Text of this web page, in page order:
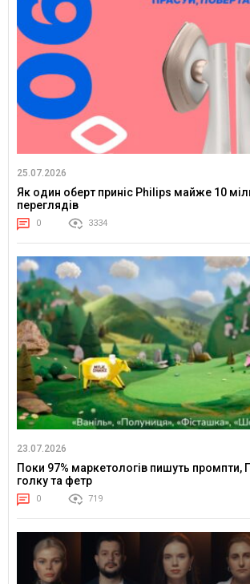
25.07.2026
Як один оберт приніс Philips майже 10
переглядів
0 3334
23.07.2026
Поки 97% маркетологів пишуть промпти,
голку та фетр
0 719